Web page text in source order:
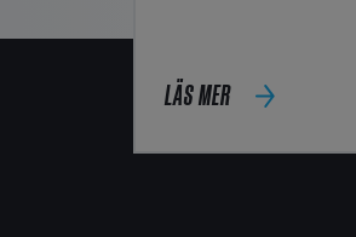
LÄS MER